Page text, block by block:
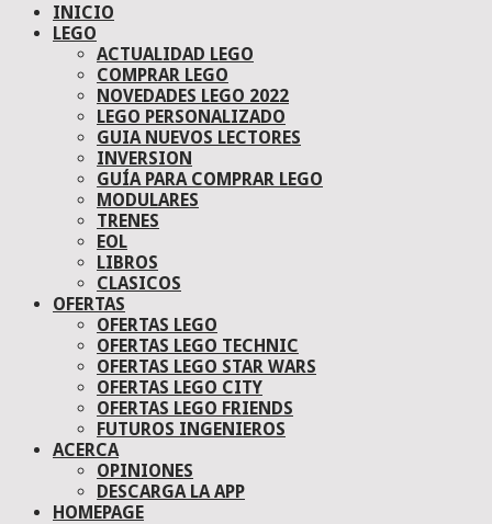
INICIO
LEGO
ACTUALIDAD LEGO
COMPRAR LEGO
NOVEDADES LEGO 2022
LEGO PERSONALIZADO
GUIA NUEVOS LECTORES
INVERSION
GUÍA PARA COMPRAR LEGO
MODULARES
TRENES
EOL
LIBROS
CLASICOS
OFERTAS
OFERTAS LEGO
OFERTAS LEGO TECHNIC
OFERTAS LEGO STAR WARS
OFERTAS LEGO CITY
OFERTAS LEGO FRIENDS
FUTUROS INGENIEROS
ACERCA
OPINIONES
DESCARGA LA APP
HOMEPAGE